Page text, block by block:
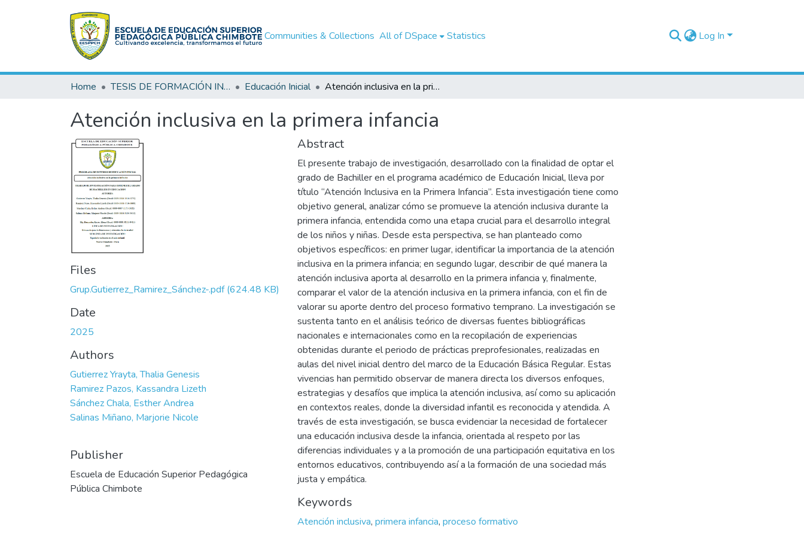
Communities & Collections All of DSpace Statistics Log In
Home TESIS DE FORMACIÓN INICIAL DOCENTE (FID) Educación Inicial Atención inclusiva en la primera infancia
Atención inclusiva en la primera infancia
Files
Grup.Gutierrez_Ramirez_Sánchez-.pdf(624.48 KB)
Date
2025
Authors
Gutierrez Yrayta, Thalia Genesis
Ramirez Pazos, Kassandra Lizeth
Sánchez Chala, Esther Andrea
Salinas Miñano, Marjorie Nicole
Publisher
Escuela de Educación Superior Pedagógica
Pública Chimbote
Abstract
El presente trabajo de investigación, desarrollado con la finalidad de optar el
grado de Bachiller en el programa académico de Educación Inicial, lleva por
título “Atención Inclusiva en la Primera Infancia”. Esta investigación tiene como
objetivo general, analizar cómo se promueve la atención inclusiva durante la
primera infancia, entendida como una etapa crucial para el desarrollo integral
de los niños y niñas. Desde esta perspectiva, se han planteado como
objetivos específicos: en primer lugar, identificar la importancia de la atención
inclusiva en la primera infancia; en segundo lugar, describir de qué manera la
atención inclusiva aporta al desarrollo en la primera infancia y, finalmente,
comparar el valor de la atención inclusiva en la primera infancia, con el fin de
valorar su aporte dentro del proceso formativo temprano. La investigación se
sustenta tanto en el análisis teórico de diversas fuentes bibliográficas
nacionales e internacionales como en la recopilación de experiencias
obtenidas durante el periodo de prácticas preprofesionales, realizadas en
aulas del nivel inicial dentro del marco de la Educación Básica Regular. Estas
vivencias han permitido observar de manera directa los diversos enfoques,
estrategias y desafíos que implica la atención inclusiva, así como su aplicación
en contextos reales, donde la diversidad infantil es reconocida y atendida. A
través de esta investigación, se busca evidenciar la necesidad de fortalecer
una educación inclusiva desde la infancia, orientada al respeto por las
diferencias individuales y a la promoción de una participación equitativa en los
entornos educativos, contribuyendo así a la formación de una sociedad más
justa y empática.
Keywords
Atención inclusiva, primera infancia, proceso formativo